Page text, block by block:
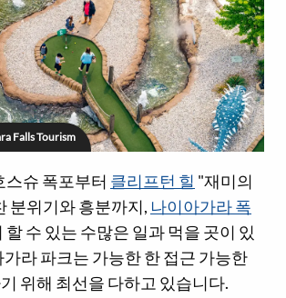
Falls Tourism
스슈 폭포부터 클리프턴 힐 "재미의
분위기와 흥분까지, 나이아가라 폭
할 수 있는 수많은 일과 먹을 곳이 있
라 파크는 가능한 한 접근 가능한
위해 최선을 다하고 있습니다.